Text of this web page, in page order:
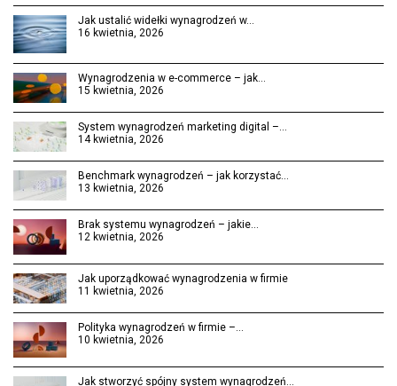
Jak ustalić widełki wynagrodzeń w…
16 kwietnia, 2026
Wynagrodzenia w e-commerce – jak…
15 kwietnia, 2026
System wynagrodzeń marketing digital –…
14 kwietnia, 2026
Benchmark wynagrodzeń – jak korzystać…
13 kwietnia, 2026
Brak systemu wynagrodzeń – jakie…
12 kwietnia, 2026
Jak uporządkować wynagrodzenia w firmie
11 kwietnia, 2026
Polityka wynagrodzeń w firmie –…
10 kwietnia, 2026
Jak stworzyć spójny system wynagrodzeń…